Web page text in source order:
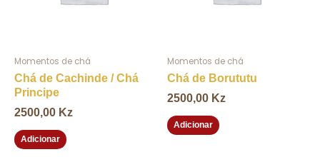
Momentos de chá
Chá de Cachinde / Chá
Principe
2500,00 Kz
Adicionar
Momentos de chá
Chá de Borututu
2500,00 Kz
Adicionar